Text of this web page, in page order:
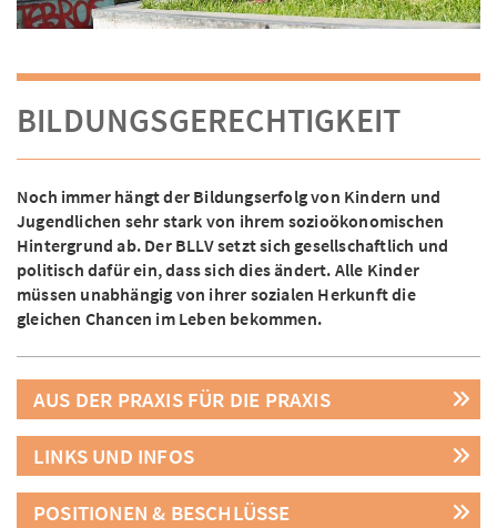
BILDUNGSGERECHTIGKEIT
Noch immer hängt der Bildungserfolg von Kindern und
Jugendlichen sehr stark von ihrem sozioökonomischen
Hintergrund ab. Der BLLV setzt sich gesellschaftlich und
politisch dafür ein, dass sich dies ändert. Alle Kinder
müssen unabhängig von ihrer sozialen Herkunft die
gleichen Chancen im Leben bekommen.
AUS DER PRAXIS FÜR DIE PRAXIS
LINKS UND INFOS
POSITIONEN & BESCHLÜSSE